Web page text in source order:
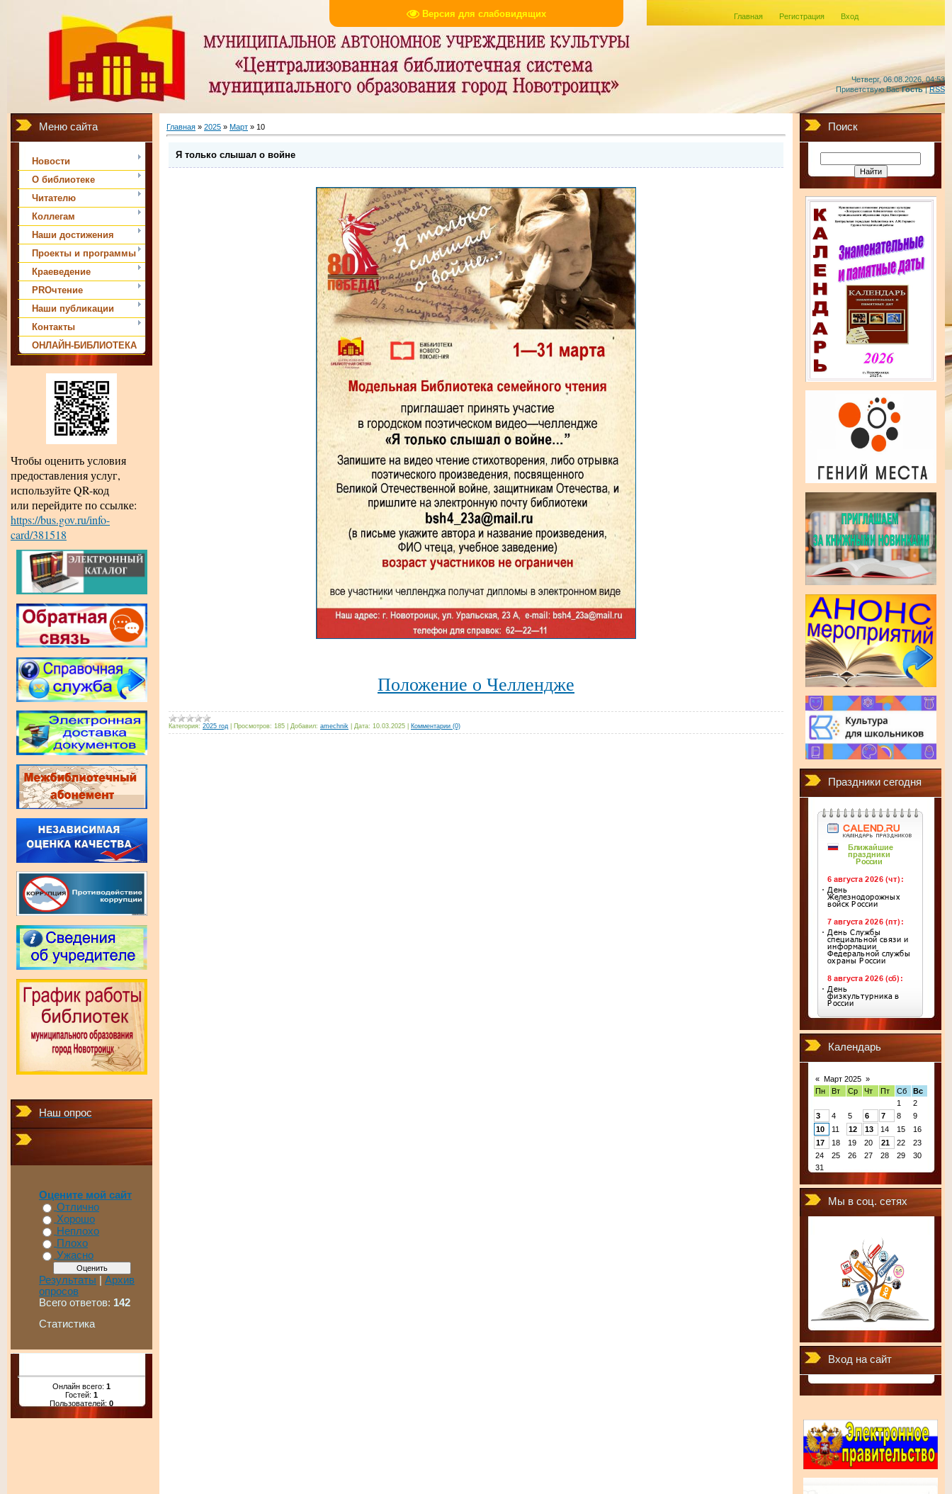
Версия для слабовидящих
Четверг, 06.08.2026, 04:53
Приветствую Вас Гость|RSS
Главная Регистрация Вход
Меню сайта
Новости
О библиотеке
Читателю
Коллегам
Наши достижения
Проекты и программы
Краеведение
PROчтение
Наши публикации
Контакты
ОНЛАЙН-БИБЛИОТЕКА
Чтобы оценить условия
предоставления услуг,
используйте QR-код
или перейдите по ссылке:
https://bus.gov.ru/info-
card/381518
Наш опрос
Оцените мой сайт
Отлично
Хорошо
Неплохо
Плохо
Ужасно
Результаты | Архив
опросов
Всего ответов: 142
Статистика
Онлайн всего: 1
Гостей: 1
Пользователей: 0
Главная » 2025 » Март » 10
Я только слышал о войне
Положение о Челлендже
Категория: 2025 год Просмотров: 185 Добавил: amechnik Дата: 10.03.2025 Комментарии (0)
Поиск
Праздники сегодня
Календарь
« Март 2025 »
Пн
Вт Ср Чт Пт Сб
Вс
1
2
3
4 5 6 7 8
9
10
11 12 13 14 15
16
17
18 19 20 21 22
23
24
25 26 27 28 29
30
31
Мы в соц. сетях
Вход на сайт